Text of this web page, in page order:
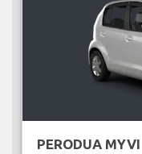
PERODUA MYVI